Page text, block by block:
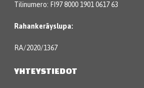
Tilinumero: FI97 8000 1901 0617 63
Rahankeräyslupa:
RA/2020/1367
YHTEYSTIEDOT